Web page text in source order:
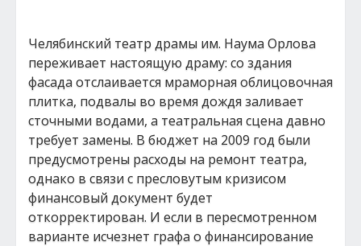
Челябинский театр драмы им. Наума Орлова
переживает настоящую драму: со здания
фасада отслаивается мраморная облицовочная
плитка, подвалы во время дождя заливает
сточными водами, а театральная сцена давно
требует замены. В бюджет на 2009 год были
предусмотрены расходы на ремонт театра,
однако в связи с пресловутым кризисом
финансовый документ будет
откорректирован. И если в пересмотренном
варианте исчезнет графа о финансирование